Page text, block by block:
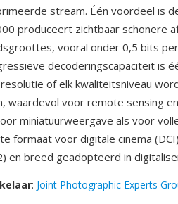
stream. Één voordeel is
produceert zichtbaar schonere
vooral onder 0,5 bits
decoderingscapaciteit is
of elk kwaliteitsniveau
waardevol voor remote sensing en
miniatuurweergave als voor
formaat voor digitale cinema
en breed geadopteerd in
: Joint Photographic Experts